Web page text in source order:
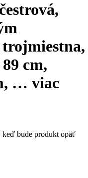
cm,
, … viac
keď bude produkt opäť